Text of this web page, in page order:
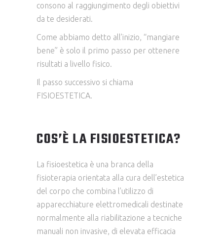
consono al raggiungimento degli obiettivi
da te desiderati.
Come abbiamo detto all’inizio, “mangiare
bene” è solo il primo passo per ottenere
risultati a livello fisico.
Il passo successivo si chiama
FISIOESTETICA.
COS’È LA FISIOESTETICA?
La fisioestetica è una branca della
fisioterapia orientata alla cura dell’estetica
del corpo che combina l’utilizzo di
apparecchiature elettromedicali destinate
normalmente alla riabilitazione a tecniche
manuali non invasive, di elevata efficacia